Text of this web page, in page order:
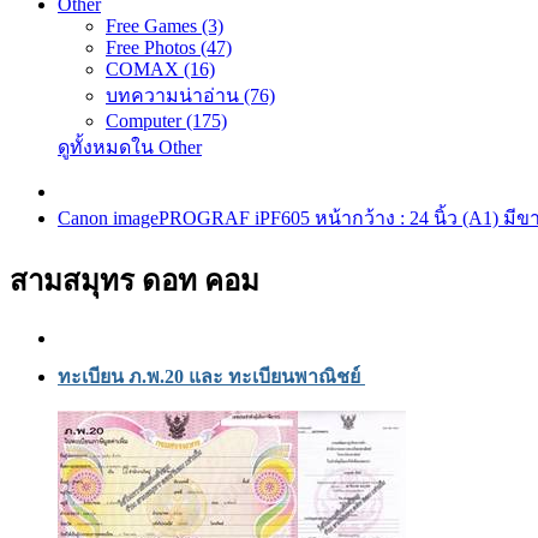
Other
Free Games (3)
Free Photos (47)
COMAX (16)
บทความน่าอ่าน (76)
Computer (175)
ดูทั้งหมดใน Other
Canon imagePROGRAF iPF605 หน้ากว้าง : 24 นิ้ว (A1) มีข
สามสมุทร ดอท คอม
ทะเบียน ภ.พ.20 และ ทะเบียนพาณิชย์